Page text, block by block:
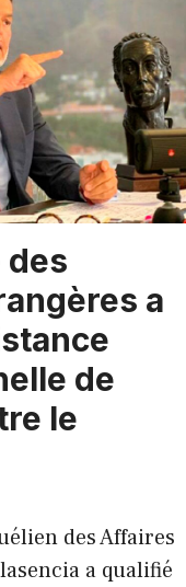
des
a
de
le
des Affaires
a qualifié